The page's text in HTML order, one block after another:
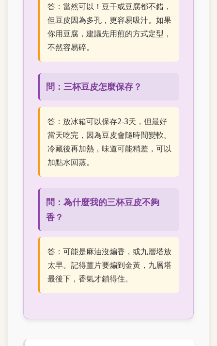
答：當然可以！豆干或豆腐都不錯，
但豆皮因為多孔，更容易吸汁。如果
你用豆腐，建議先用煎的方式定型，
不然容易碎。
問：三杯豆皮怎麼保存？
答：放冰箱可以保存2-3天，但最好
當天吃完，因為豆皮會隨時間變軟。
冷藏後再加熱，味道可能稍差，可以
加點水回蒸。
問：為什麼我的三杯豆皮不夠
香？
答：可能是麻油沒煸香，或九層塔放
太早。記得薑片要煸到金黃，九層塔
最後下，香氣才鎖得住。